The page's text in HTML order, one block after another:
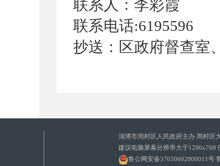
联系人：李彩霞
联系电话:6195596
抄送：区政府督查室
淄博市周村区人民政府主办 周村区
建议电脑屏幕分辨率大于1280x768
鲁公网安备37030602000011号